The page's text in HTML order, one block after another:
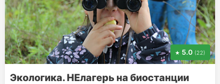
5.0 (22)
Экологика. НЕлагерь на биостанции